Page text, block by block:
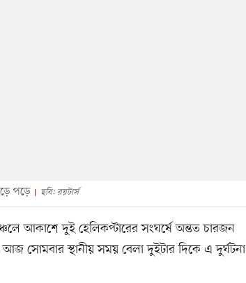
পড়ে ছবি: রয়টার্স
আকাশে দুই হেলিকপ্টারের সংঘর্ষে অন্তত চারজন
সোমবার স্থানীয় সময় বেলা দুইটার দিকে এ দুর্ঘটনা